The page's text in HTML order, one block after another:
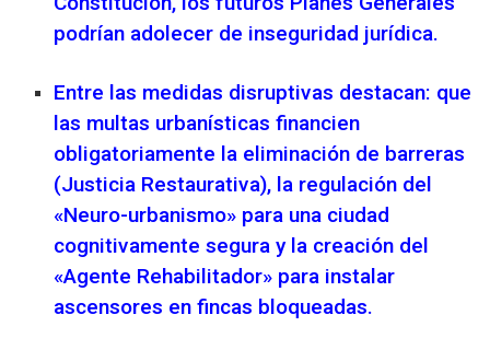
podrían adolecer de inseguridad jurídica.
Entre las medidas disruptivas destacan: que
las multas urbanísticas financien
obligatoriamente la eliminación de barreras
(Justicia Restaurativa), la regulación del
«Neuro-urbanismo» para una ciudad
cognitivamente segura y la creación del
«Agente Rehabilitador» para instalar
ascensores en fincas bloqueadas.